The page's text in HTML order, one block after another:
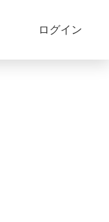
ログイン